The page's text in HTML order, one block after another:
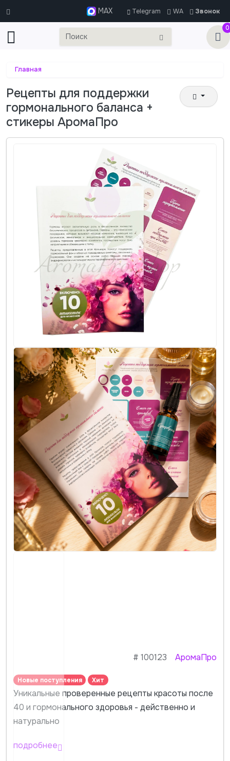
MAX Telegram WA
Звонок
0
Главная
Рецепты для поддержки
гормонального баланса +
стикеры АромаПро
#100123 АромаПро
Новые поступления Хит
Уникальные проверенные рецепты красоты после
40 и гормонального здоровья - действенно и
натурально
подробнее